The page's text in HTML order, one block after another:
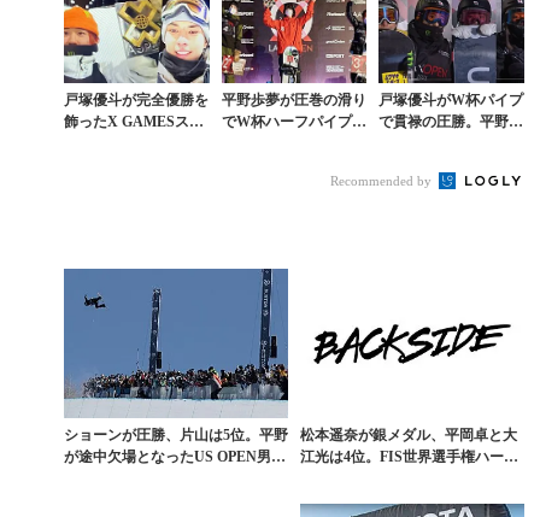
戸塚優斗が完全優勝を
飾ったX GAMESスー
平野歩夢が圧巻の滑り
でW杯ハーフパイプ2
戸塚優斗がW杯パイプ
で貫禄の圧勝。平野流
Recommended by
ショーンが圧勝、片山は5位。平野
が途中欠場となったUS OPEN男子
松本遥奈が銀メダル、平岡卓と大
江光は4位。FIS世界選手権ハーフ